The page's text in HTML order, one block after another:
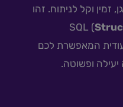
זמין וקל לניתוח. זהו
המאפשרת לכם
ופשוטה.